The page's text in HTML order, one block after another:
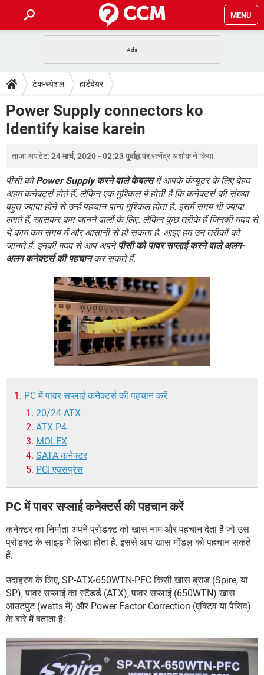
MENU
फोन पर अकाउंट बैलेंस चेक
WhatsApp Hack हो गया? Lucky Patcher यूज करें
टेक-स्पेशल
2020 के फ्री एंटीवायरस
बेस्ट फ्री ऑनलाइन गेम्स
डाउनलोड
Vidmate PUBG Mobile
FORUM
TikTok Account Freeze हो गया JioPhone में TikTok डाउनलोड
SBI बैंक अकाउंट नंबर पता करें
केबल और कनेक्टर्स कंप्यूटर बस
सीरियल और पैरलल पोर्ट
टेक-स्पेशल हार्डवेयर
Power Supply connectors ko
Identify kaise karein
ताजा अपडेट:24 मार्च, 2020 - 02:23 पूर्वाह्न पररत्नेंद्र अशोकने किया.
पीसी कोPower Supply करने वाले केबल्समें आपके कंप्यूटर के लिए बेहद
अहम कनेक्टर्स होते हैं. लेकिन एक मुश्किल ये होती है कि कनेक्टर्स की संख्या
बहुत ज्यादा होने से उन्हें पहचान पाना मुश्किल होता है. इसमें समय भी ज्यादा
लगते हैं, खासकर कम जानने वालों के लिए. लेकिन कुछ तरीके हैं जिनकी मदद से
ये काम कम समय में और आसानी से हो सकता है. आइए हम उन तरीकों को
जानते हैं. इनकी मदद से आप अपनेपीसी को पावर सप्लाई करने वाले अलग-
अलग कनेक्टर्स की पहचानकर सकते हैं.
PC में पावर सप्लाई कनेक्टर्स की पहचान करें
20/24 ATX
ATX P4
MOLEX
SATA कनेक्टर
PCI एक्सप्रेस
PC में पावर सप्लाई कनेक्टर्स की पहचान करें
कनेक्टर का निर्माता अपने प्रोडक्ट को खास नाम और पहचान देता है जो उस
प्रोडक्ट के साइड में लिखा होता है. इससे आप खास मॉडल को पहचान सकते
हैं.
उदाहरण के लिए, SP-ATX-650WTN-PFC किसी खास ब्रांड (Spire, या
SP), पावर सप्लाई का स्टैंडर्ड (ATX), पावर सप्लाई (650WTN) खास
आउटपुट (watts में) और Power Factor Correction (एक्टिव या पैसिव)
के बारे में बताता है: